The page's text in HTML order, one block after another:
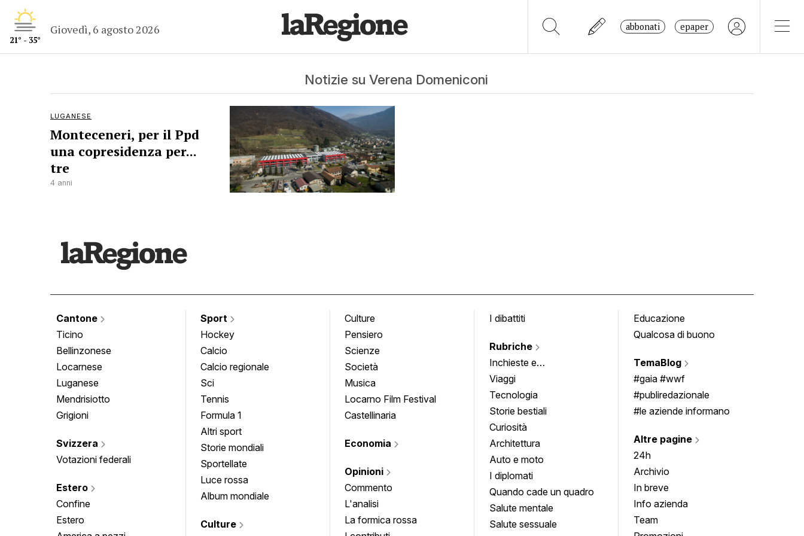
21° - 35°
Giovedì, 6 agosto 2026 abbonati epaper
Notizie su Verena Domeniconi
LUGANESE
Monteceneri, per il Ppd
una copresidenza per...
tre
4 anni
Cantone
Ticino
Bellinzonese
Locarnese
Luganese
Mendrisiotto
Grigioni
Svizzera
Votazioni federali
Estero
Confine
Estero
Sport
Hockey
Calcio
Calcio regionale
Sci
Tennis
Formula 1
Altri sport
Storie mondiali
Sportellate
Luce rossa
Album mondiale
Culture
Culture
Pensiero
Scienze
Società
Musica
Locarno Film Festival
Castellinaria
Economia
Opinioni
Commento
L'analisi
La formica rossa
I dibattiti
Rubriche
Inchieste e
approfondimenti
Viaggi
Tecnologia
Storie bestiali
Curiosità
Architettura
Auto e moto
I diplomati
Quando cade un quadro
Salute mentale
Salute sessuale
Educazione
Qualcosa di buono
TemaBlog
#gaia #wwf
#publiredazionale
#le aziende informano
Altre pagine
24h
Archivio
In breve
Info azienda
Team